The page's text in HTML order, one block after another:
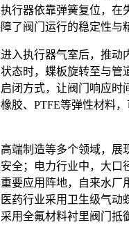
行器依靠弹簧复位，
了阀门运行的稳定性
入执行器气室后，推
态时，蝶板旋转至与
闭方式，让阀门响应
胶、PTFE等弹性材料
端制造等多个领域，
全；电力行业中，大
要应用阵地，自来水
药行业采用卫生级气
用全氟材料衬里阀门